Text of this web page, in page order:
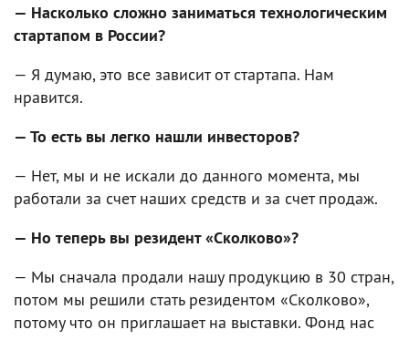
— Насколько сложно заниматься технологическим
стартапом в России?
— Я думаю, это все зависит от стартапа. Нам
нравится.
— То есть вы легко нашли инвесторов?
— Нет, мы и не искали до данного момента, мы
работали за счет наших средств и за счет продаж.
— Но теперь вы резидент «Сколково»?
— Мы сначала продали нашу продукцию в 30 стран,
потом мы решили стать резидентом «Сколково»,
потому что он приглашает на выставки. Фонд нас